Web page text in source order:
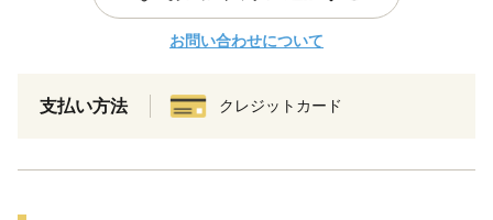
お問い合わせについて
支払い方法 クレジットカード